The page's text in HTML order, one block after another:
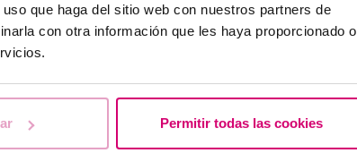
que haga del sitio web con nuestros partners de
con otra información que les haya proporcionado o
Permitir todas las cookies
la
para
Embarazo y navidad
precauciones a la hora
de comer